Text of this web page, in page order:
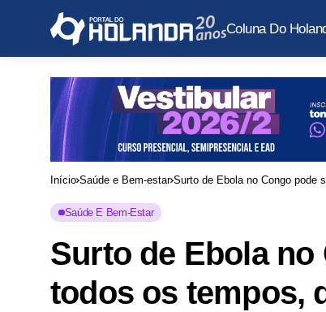
Coluna Do
Início Saúde e Bem-estar Surto de Ebola no Congo pode
Saúde E Bem-Estar
Surto de Ebola
todos os tempos,